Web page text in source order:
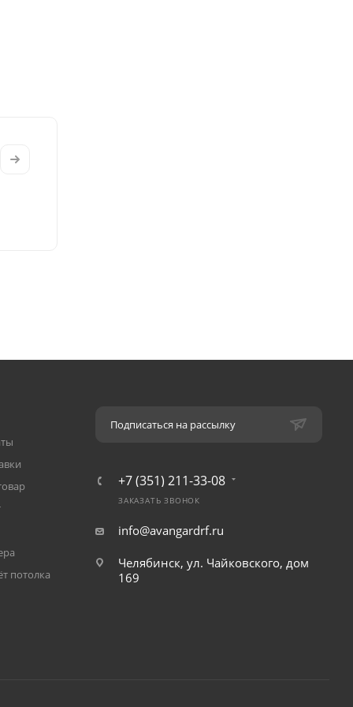
потолка
Подписаться на рассылку
+7 (351) 211-33-08
ЗАКАЗАТЬ ЗВОНОК
info@avangardrf.ru
Челябинск, ул. Чайковского, дом
169